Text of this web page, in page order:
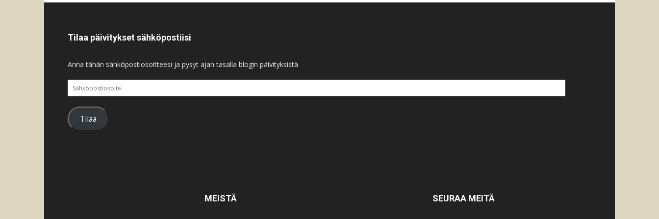
Tilaa päivitykset sähköpostiisi
Anna tähän sähköpostiosoitteesi ja pysyt ajan tasalla blogin päivityksistä
Sähköpostiosoite
Tilaa
MEISTÄ SEURAA MEITÄ